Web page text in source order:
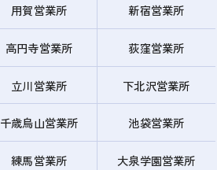
用賀営業所 新宿営業所
高円寺営業所 荻窪営業所
立川営業所 下北沢営業所
千歳烏山営業所 池袋営業所
練馬営業所 大泉学園営業所